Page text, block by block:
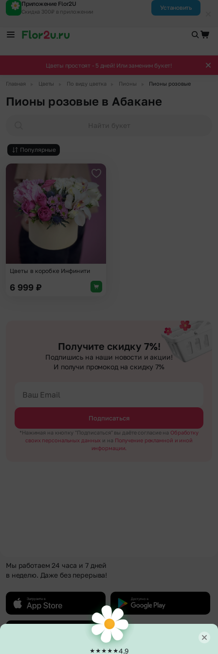
Приложение Flor2U
Скидка 300₽ в приложении
Установить
Цветы простоят - 5 дней! Или заменим букет!
Главная Цветы По виду цветка Пионы Пионы розовые
Пионы розовые в Абакане
Найти букет
Популярные
Добавить в избранное
Цветы в коробке Инфинити
6 999 ₽
Получите скидку 7%!
Подпишись на наши новости и акции!
И получи промокод на скидку 7%
Подписаться
*Нажимая на кнопку "Подписаться" вы даёте согласие на Обработку
своих персональных данных и на Получение рекламной и иной
информации.
Мы работаем 24 часа и 7 дней
в неделю. Даже без перерыва!
4.9